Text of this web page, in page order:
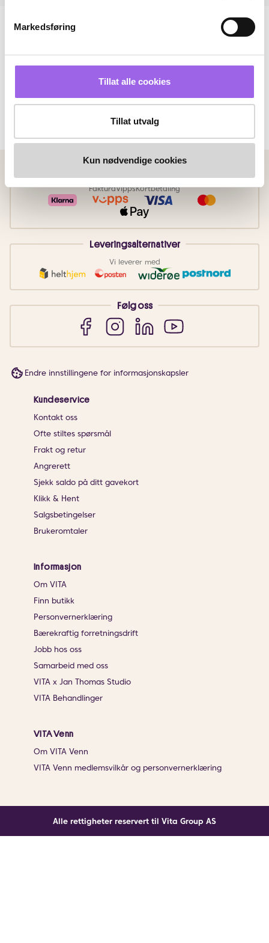
Markedsføring
Tillat alle cookies
Tillat utvalg
Kun nødvendige cookies
FakturaVippsKortbetaling
Leveringsalternativer
Vi leverer med
Følg oss
Endre innstillingene for informasjonskapsler
Kundeservice
Kontakt oss
Ofte stiltes spørsmål
Frakt og retur
Angrerett
Sjekk saldo på ditt gavekort
Klikk & Hent
Salgsbetingelser
Brukeromtaler
Informasjon
Om VITA
Finn butikk
Personvernerklæring
Bærekraftig forretningsdrift
Jobb hos oss
Samarbeid med oss
VITA x Jan Thomas Studio
VITA Behandlinger
VITA Venn
Om VITA Venn
VITA Venn medlemsvilkår og personvernerklæring
Alle rettigheter reservert til Vita Group AS